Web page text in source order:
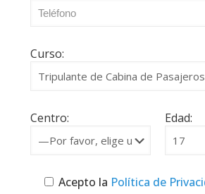
Curso:
Centro: Edad:
Acepto la Política de